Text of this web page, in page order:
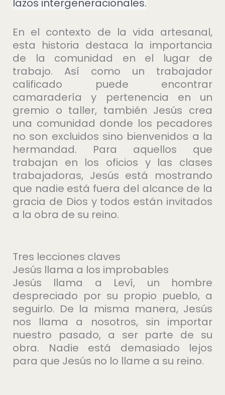
lazos intergeneracionales.
En el contexto de la vida artesanal,
esta historia destaca la importancia
de la comunidad en el lugar de
trabajo. Así como un trabajador
calificado puede encontrar
camaradería y pertenencia en un
gremio o taller, también Jesús crea
una comunidad donde los pecadores
no son excluidos sino bienvenidos a la
hermandad. Para aquellos que
trabajan en los oficios y las clases
trabajadoras, Jesús está mostrando
que nadie está fuera del alcance de la
gracia de Dios y todos están invitados
a la obra de su reino.
Tres lecciones claves
Jesús llama a los improbables
Jesús llama a Leví, un hombre
despreciado por su propio pueblo, a
seguirlo. De la misma manera, Jesús
nos llama a nosotros, sin importar
nuestro pasado, a ser parte de su
obra. Nadie está demasiado lejos
para que Jesús no lo llame a su reino.